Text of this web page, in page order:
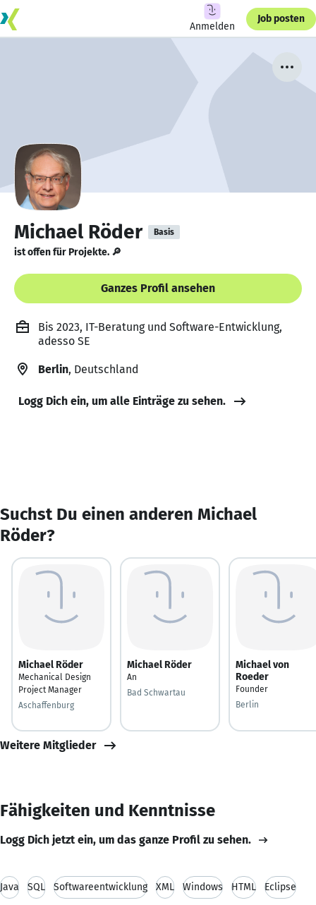
Anmelden
Job posten
Michael Röder Basis
ist offen für Projekte. 🔎
Ganzes Profil ansehen
Bis 2023, IT-Beratung und Software-Entwicklung,
adesso SE
Berlin, Deutschland
Logg Dich ein, um alle Einträge zu sehen.
Suchst Du einen anderen Michael
Röder?
Michael Röder
Mechanical Design
Project Manager
Aschaffenburg
Michael Röder
An
Bad Schwartau
Michael von
Roeder
Founder
Berlin
Weitere Mitglieder
Fähigkeiten und Kenntnisse
Logg Dich jetzt ein, um das ganze Profil zu sehen.
Java SQL Softwareentwicklung XML Windows HTML Eclipse